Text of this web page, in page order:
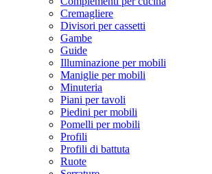
Cremagliere
Divisori per cassetti
Gambe
Guide
Illuminazione per mobili
Maniglie per mobili
Minuteria
Piani per tavoli
Piedini per mobili
Pomelli per mobili
Profili
Profili di battuta
Ruote